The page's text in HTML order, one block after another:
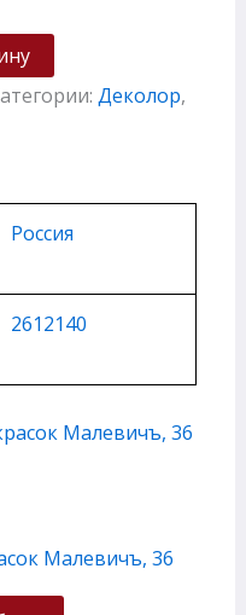
Деколор,
Россия
2612140
Малевичъ, 36